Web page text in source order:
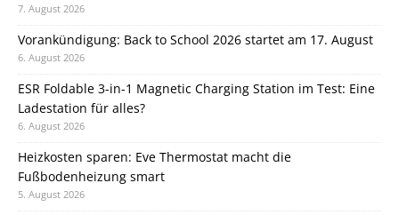
7. August 2026
Vorankündigung: Back to School 2026 startet am 17. August
6. August 2026
ESR Foldable 3-in-1 Magnetic Charging Station im Test: Eine
Ladestation für alles?
6. August 2026
Heizkosten sparen: Eve Thermostat macht die
Fußbodenheizung smart
5. August 2026